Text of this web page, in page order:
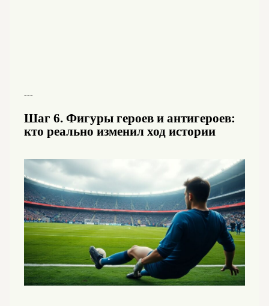
---
Шаг 6. Фигуры героев и антигероев:
кто реально изменил ход истории